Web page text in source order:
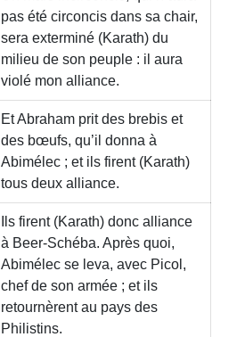
pas été circoncis dans sa chair,
sera exterminé (Karath) du
milieu de son peuple : il aura
violé mon alliance.
Et Abraham prit des brebis et
des bœufs, qu’il donna à
Abimélec ; et ils firent (Karath)
tous deux alliance.
Ils firent (Karath) donc alliance
à Beer-Schéba. Après quoi,
Abimélec se leva, avec Picol,
chef de son armée ; et ils
retournèrent au pays des
Philistins.